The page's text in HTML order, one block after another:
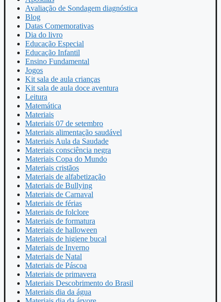
Avaliação de Sondagem diagnóstica
Blog
Datas Comemorativas
Dia do livro
Educação Especial
Educação Infantil
Ensino Fundamental
Jogos
Kit sala de aula crianças
Kit sala de aula doce aventura
Leitura
Matemática
Materiais
Materiais 07 de setembro
Materiais alimentação saudável
Materiais Aula da Saudade
Materiais consciência negra
Materiais Copa do Mundo
Materiais cristãos
Materiais de alfabetização
Materiais de Bullying
Materiais de Carnaval
Materiais de férias
Materiais de folclore
Materiais de formatura
Materiais de halloween
Materiais de higiene bucal
Materiais de Inverno
Materiais de Natal
Materiais de Páscoa
Materiais de primavera
Materiais Descobrimento do Brasil
Materiais dia da água